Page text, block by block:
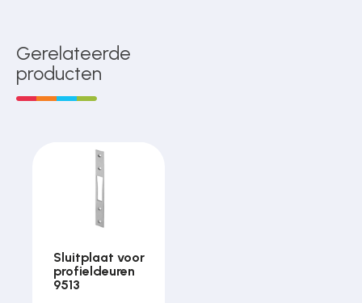
Gerelateerde
producten
Sluitplaat voor
profieldeuren
9513